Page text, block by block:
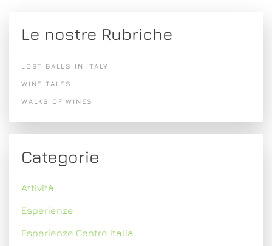
Le nostre Rubriche
LOST BALLS IN ITALY
WINE TALES
WALKS OF WINES
Categorie
Attività
Esperienze
Esperienze Centro Italia